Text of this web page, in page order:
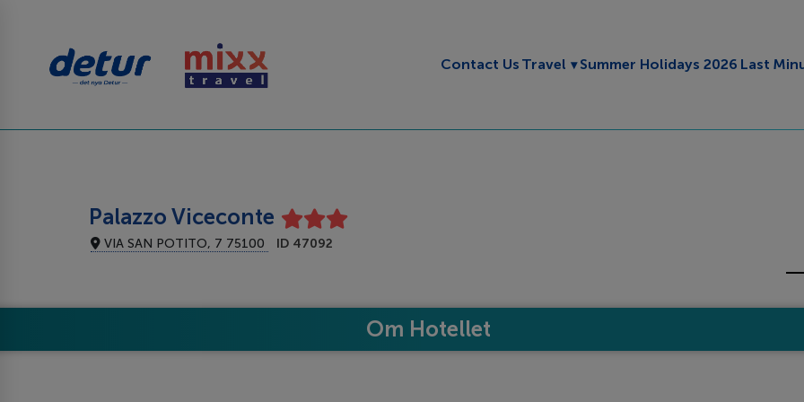
Contact Us Travel Toggle submenu
Summer Holidays 2026 Last
Palazzo Viceconte
VIA SAN POTITO, 7 75100 ID 47092
Om Hotellet